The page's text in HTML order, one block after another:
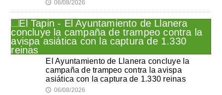
🕔 06/08/2026
El Ayuntamiento de Llanera concluye la
campaña de trampeo contra la avispa
asiática con la captura de 1.330 reinas
🕔 06/08/2026